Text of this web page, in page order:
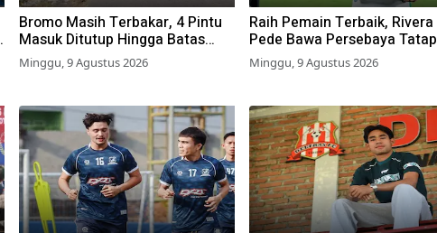
Bromo Masih Terbakar, 4 Pintu
Masuk Ditutup Hingga Batas
Waktu Belum Ditentukan
Minggu, 9 Agustus 2026
Raih Pemain Terbaik, Rivera
Pede Bawa Persebaya Tatap
Musim 2026-2027
Minggu, 9 Agustus 2026